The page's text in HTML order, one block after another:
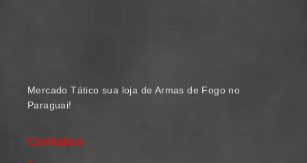
Mercado Tático sua loja de Armas de Fogo no
Paraguai!
Contatos